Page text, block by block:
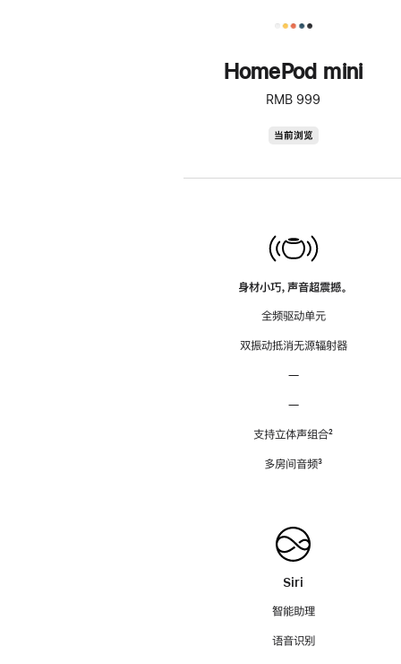
HomePod mini
RMB 999
当前浏览
身材小巧，声音超震撼。
全频驱动单元
双振动抵消无源辐射器
—
—
支持立体声组合脚
²
多房间音频脚
³
Siri
智能助理
语音识别